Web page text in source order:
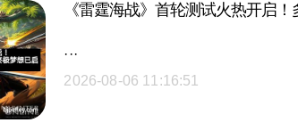
《雷霆海战》首轮测试火热开启
···
2026-08-06 11:16:51